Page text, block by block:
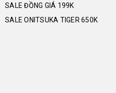
SALE ĐỒNG GIÁ 199K
SALE ONITSUKA TIGER 650K